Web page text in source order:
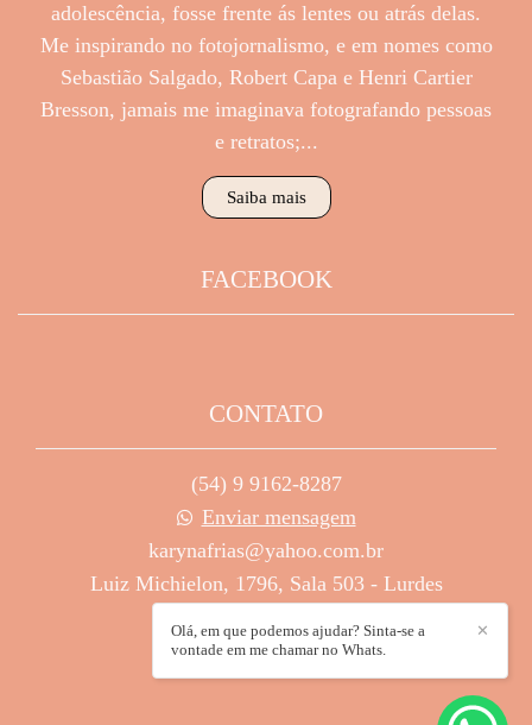
adolescência, fosse frente ás lentes ou atrás delas.
Me inspirando no fotojornalismo, e em nomes como
Sebastião Salgado, Robert Capa e Henri Cartier
Bresson, jamais me imaginava fotografando pessoas
e retratos;...
Saiba mais
FACEBOOK
CONTATO
(54) 9 9162-8287
Enviar mensagem
karynafrias@yahoo.com.br
Luiz Michielon, 1796, Sala 503 - Lurdes
✕
Olá, em que podemos ajudar? Sinta-se a
vontade em me chamar no Whats.